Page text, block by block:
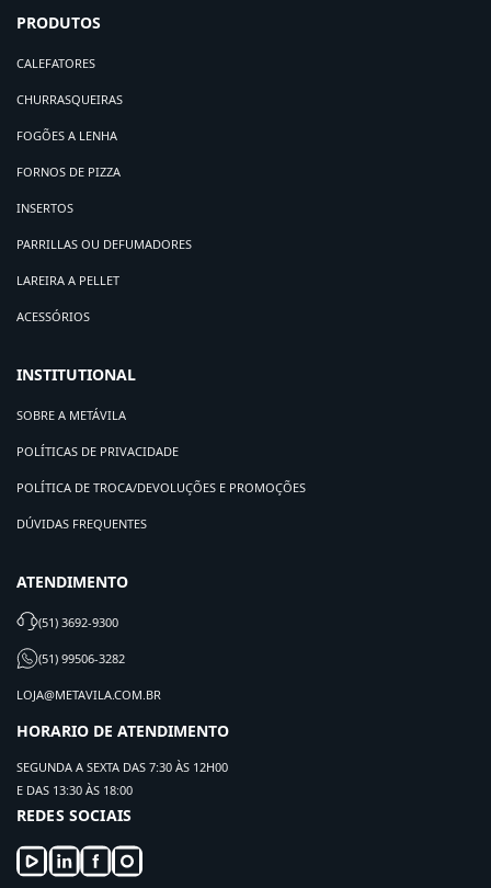
PRODUTOS
CALEFATORES
CHURRASQUEIRAS
FOGÕES A LENHA
FORNOS DE PIZZA
INSERTOS
PARRILLAS OU DEFUMADORES
LAREIRA A PELLET
ACESSÓRIOS
INSTITUTIONAL
SOBRE A METÁVILA
POLÍTICAS DE PRIVACIDADE
POLÍTICA DE TROCA/DEVOLUÇÕES E PROMOÇÕES
DÚVIDAS FREQUENTES
ATENDIMENTO
(51) 3692-9300
(51) 99506-3282
LOJA@METAVILA.COM.BR
HORARIO DE ATENDIMENTO
SEGUNDA A SEXTA DAS 7:30 ÀS 12H00
E DAS 13:30 ÀS 18:00
REDES SOCIAIS